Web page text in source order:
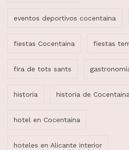
eventos deportivos cocentaina
fiestas Cocentaina fiestas
fira de tots sants
historia historia de Cocentaina
hotel en Cocentaina
hoteles en Alicante interior